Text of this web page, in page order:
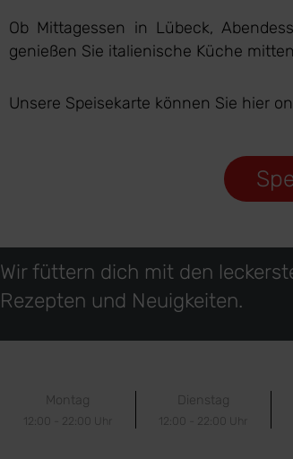
Ob Mittagessen in Lübeck,
genießen Sie italienische Küche
Unsere Speisekarte können Sie hier
Wir füttern dich mit den
Rezepten und Neuigkeiten.
Montag
12:00 - 22:00 Uhr
Dienstag
12:00 - 22:00 Uhr